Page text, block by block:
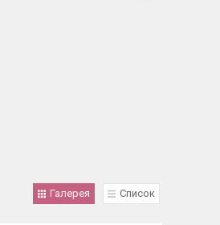
Галерея Список